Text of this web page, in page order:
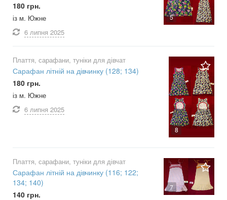
5
180 грн.
із м. Южне
6 липня 2025
8
Плаття, сарафани, туніки для дівчат
Сарафан літній на дівчинку (128; 134)
180 грн.
із м. Южне
6 липня 2025
7
Плаття, сарафани, туніки для дівчат
Сарафан літній на дівчинку (116; 122;
134; 140)
140 грн.